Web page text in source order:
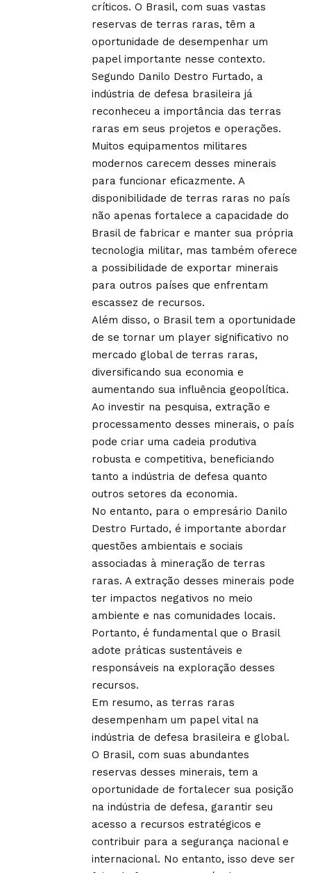
críticos. O Brasil, com suas vastas
reservas de terras raras, têm a
oportunidade de desempenhar um
papel importante nesse contexto.
Segundo Danilo Destro Furtado, a
indústria de defesa brasileira já
reconheceu a importância das terras
raras em seus projetos e operações.
Muitos equipamentos militares
modernos carecem desses minerais
para funcionar eficazmente. A
disponibilidade de terras raras no país
não apenas fortalece a capacidade do
Brasil de fabricar e manter sua própria
tecnologia militar, mas também oferece
a possibilidade de exportar minerais
para outros países que enfrentam
escassez de recursos.
Além disso, o Brasil tem a oportunidade
de se tornar um player significativo no
mercado global de terras raras,
diversificando sua economia e
aumentando sua influência geopolítica.
Ao investir na pesquisa, extração e
processamento desses minerais, o país
pode criar uma cadeia produtiva
robusta e competitiva, beneficiando
tanto a indústria de defesa quanto
outros setores da economia.
No entanto, para o empresário Danilo
Destro Furtado, é importante abordar
questões ambientais e sociais
associadas à mineração de terras
raras. A extração desses minerais pode
ter impactos negativos no meio
ambiente e nas comunidades locais.
Portanto, é fundamental que o Brasil
adote práticas sustentáveis ​​e
responsáveis ​​na exploração desses
recursos.
Em resumo, as terras raras
desempenham um papel vital na
indústria de defesa brasileira e global.
O Brasil, com suas abundantes
reservas desses minerais, tem a
oportunidade de fortalecer sua posição
na indústria de defesa, garantir seu
acesso a recursos estratégicos e
contribuir para a segurança nacional e
internacional. No entanto, isso deve ser